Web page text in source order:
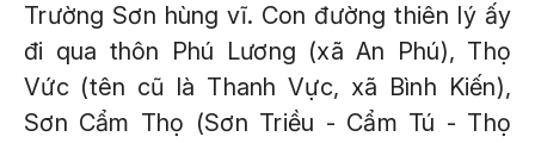
Trường Sơn hùng vĩ. Con đường thiên lý ấy
đi qua thôn Phú Lương (xã An Phú), Thọ
Vức (tên cũ là Thanh Vực, xã Bình Kiến),
Sơn Cẩm Thọ (Sơn Triều - Cẩm Tú - Thọ